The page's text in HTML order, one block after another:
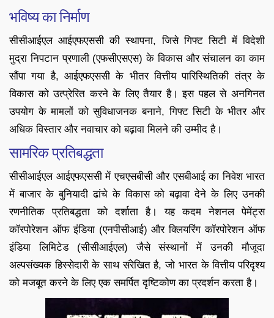
भविष्य का निर्माण
सीसीआईएल आईएफएससी की स्थापना, जिसे गिफ्ट सिटी में विदेशी
मुद्रा निपटान प्रणाली (एफसीएसएस) के विकास और संचालन का काम
सौंपा गया है, आईएफएससी के भीतर वित्तीय पारिस्थितिकी तंत्र के
विकास को उत्प्रेरित करने के लिए तैयार है। इस पहल से अनगिनत
उपयोग के मामलों को सुविधाजनक बनाने, गिफ्ट सिटी के भीतर और
अधिक विस्तार और नवाचार को बढ़ावा मिलने की उम्मीद है।
सामरिक प्रतिबद्धता
सीसीआईएल आईएफएससी में एचएसबीसी और एसबीआई का निवेश भारत
में बाजार के बुनियादी ढांचे के विकास को बढ़ावा देने के लिए उनकी
रणनीतिक प्रतिबद्धता को दर्शाता है। यह कदम नेशनल पेमेंट्स
कॉरपोरेशन ऑफ इंडिया (एनपीसीआई) और क्लियरिंग कॉरपोरेशन ऑफ
इंडिया लिमिटेड (सीसीआईएल) जैसे संस्थानों में उनकी मौजूदा
अल्पसंख्यक हिस्सेदारी के साथ संरेखित है, जो भारत के वित्तीय परिदृश्य
को मजबूत करने के लिए एक समर्पित दृष्टिकोण का प्रदर्शन करता है।